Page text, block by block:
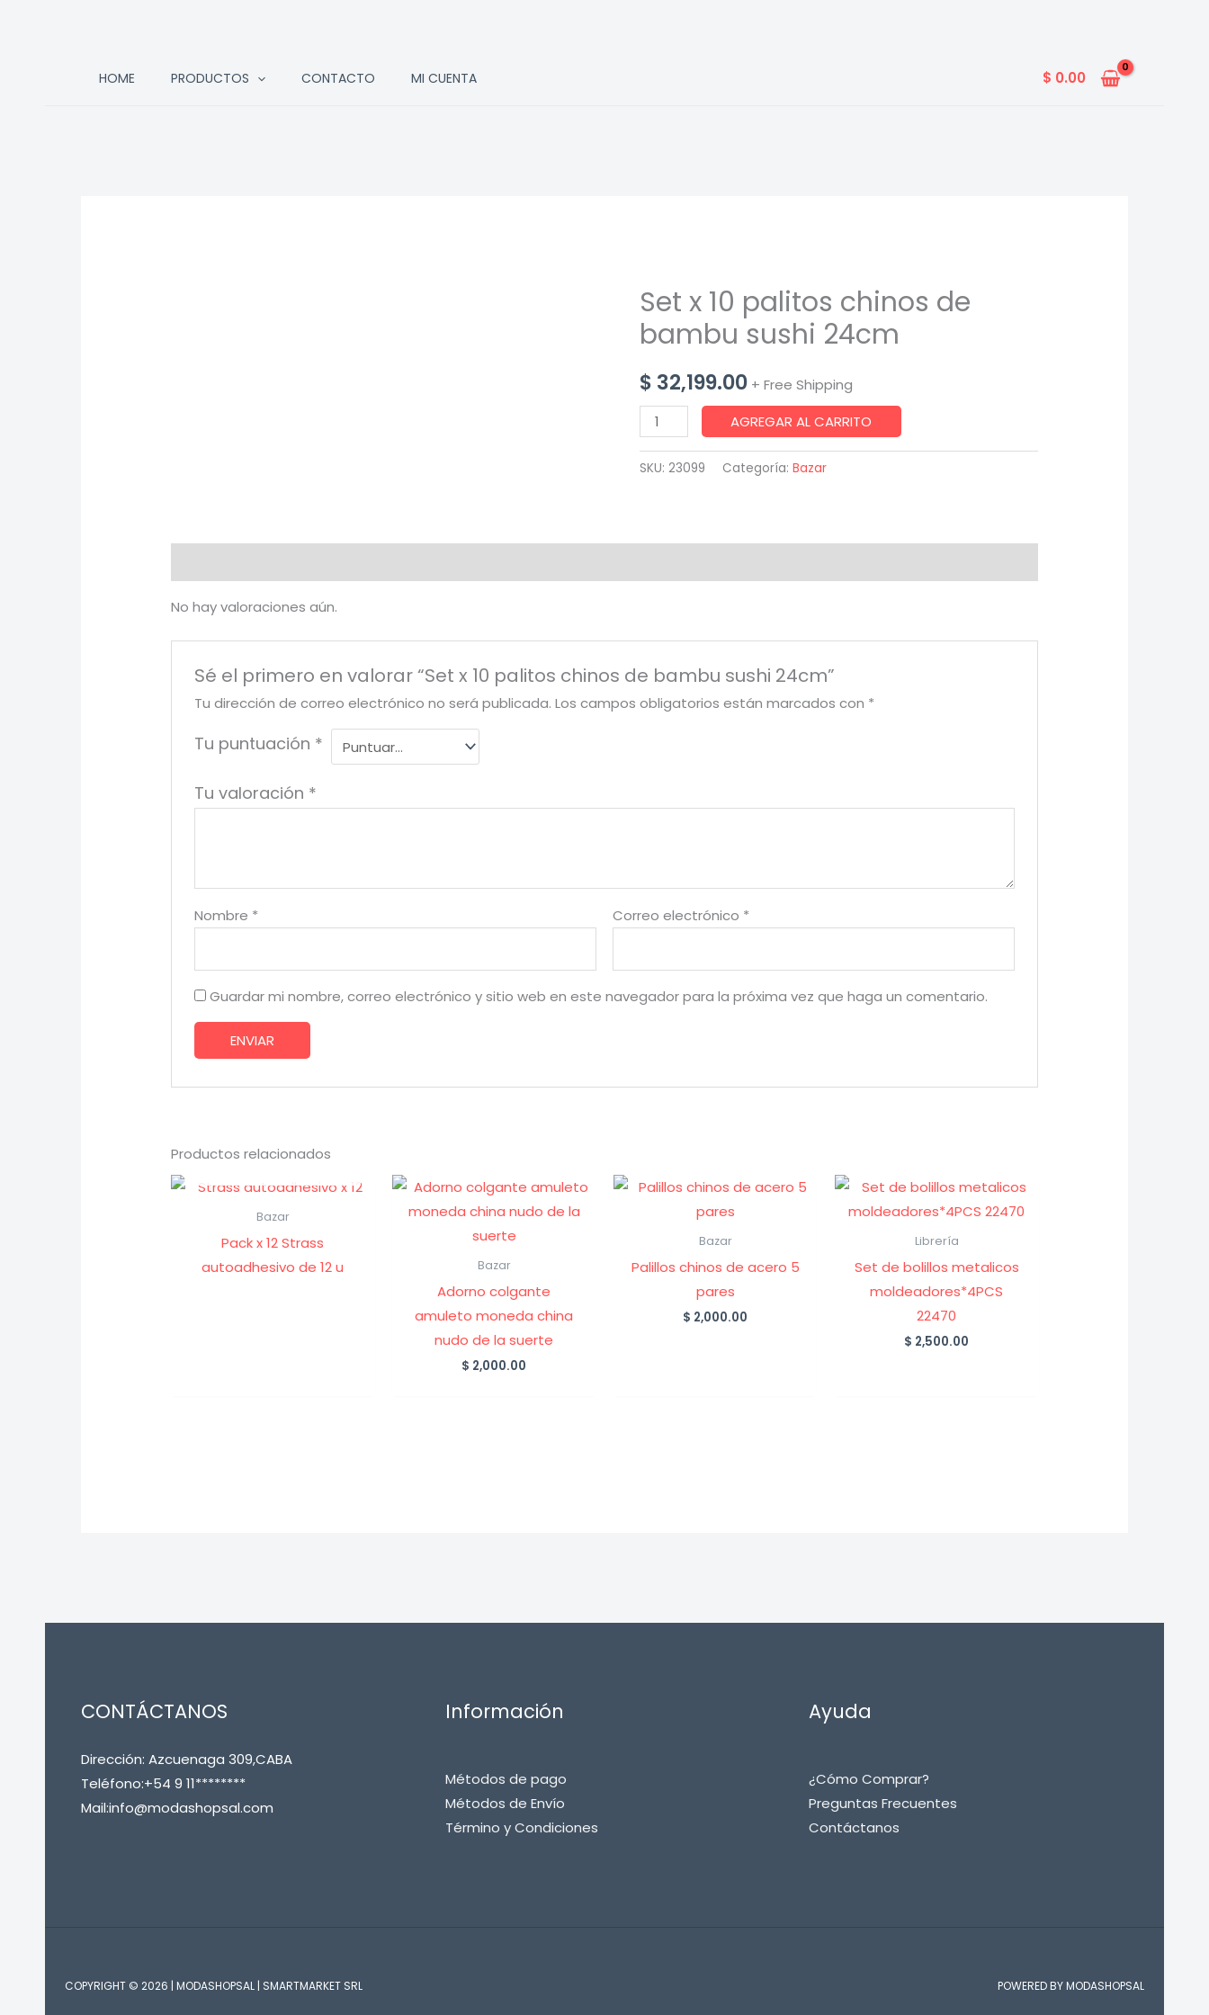
HOME PRODUCTOS CONTACTO MI CUENTA $ 0.00
Set x 10 palitos chinos de
bambu sushi 24cm
$ 32,199.00 + Free Shipping
Set
x
10
sushi
AGREGAR AL CARRITO
SKU: 23099 Categoría: Bazar
No hay valoraciones aún.
Sé el primero en valorar “Set x 10 palitos chinos de bambu sushi 24cm”
Tu dirección de correo electrónico no será publicada. Los campos obligatorios están marcados con *
Tu puntuación *
Tu valoración *
Nombre * Correo electrónico *
Guardar mi nombre, correo electrónico y sitio web en este navegador para la próxima vez que haga un comentario.
Productos relacionados
AGOTADO
Bazar
Pack x 12 Strass
autoadhesivo de 12 u
Bazar
Adorno colgante
amuleto moneda china
nudo de la suerte
$ 2,000.00
Bazar
Palillos chinos de acero 5
pares
$ 2,000.00
Librería
Set de bolillos metalicos
moldeadores*4PCS
22470
$ 2,500.00
CONTÁCTANOS
Dirección: Azcuenaga 309,CABA
Teléfono:+54 9 11********
Mail:info@modashopsal.com
Información
Métodos de pago
Métodos de Envío
Término y Condiciones
Ayuda
¿Cómo Comprar?
Preguntas Frecuentes
Contáctanos
COPYRIGHT © 2026 | MODASHOPSAL | SMARTMARKET SRL POWERED BY MODASHOPSAL